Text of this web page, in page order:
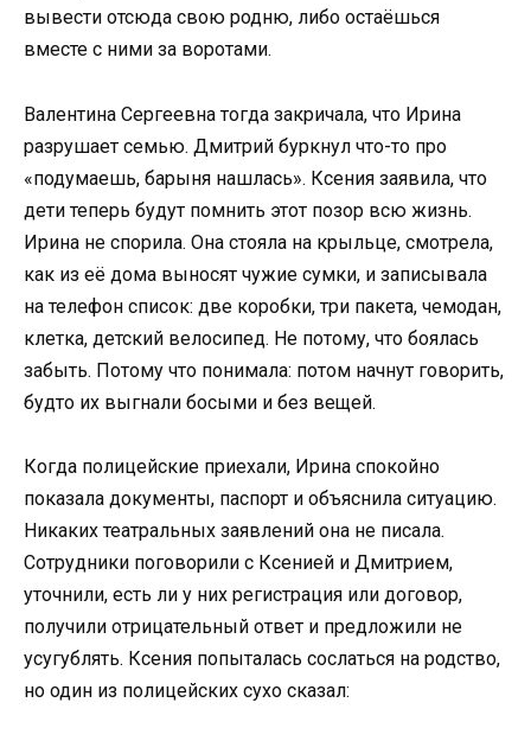
вывести отсюда свою родню, либо остаёшься
вместе с ними за воротами.
Валентина Сергеевна тогда закричала, что Ирина
разрушает семью. Дмитрий буркнул что-то про
«подумаешь, барыня нашлась». Ксения заявила, что
дети теперь будут помнить этот позор всю жизнь.
Ирина не спорила. Она стояла на крыльце, смотрела,
как из её дома выносят чужие сумки, и записывала
на телефон список: две коробки, три пакета, чемодан,
клетка, детский велосипед. Не потому, что боялась
забыть. Потому что понимала: потом начнут говорить,
будто их выгнали босыми и без вещей.
Когда полицейские приехали, Ирина спокойно
показала документы, паспорт и объяснила ситуацию.
Никаких театральных заявлений она не писала.
Сотрудники поговорили с Ксенией и Дмитрием,
уточнили, есть ли у них регистрация или договор,
получили отрицательный ответ и предложили не
усугублять. Ксения попыталась сослаться на родство,
но один из полицейских сухо сказал: